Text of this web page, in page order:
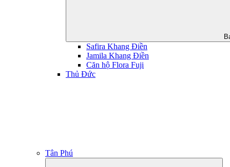
Safira Khang Điền
Jamila Khang Điền
Căn hộ Flora Fuji
Thủ Đức
Tân Phú